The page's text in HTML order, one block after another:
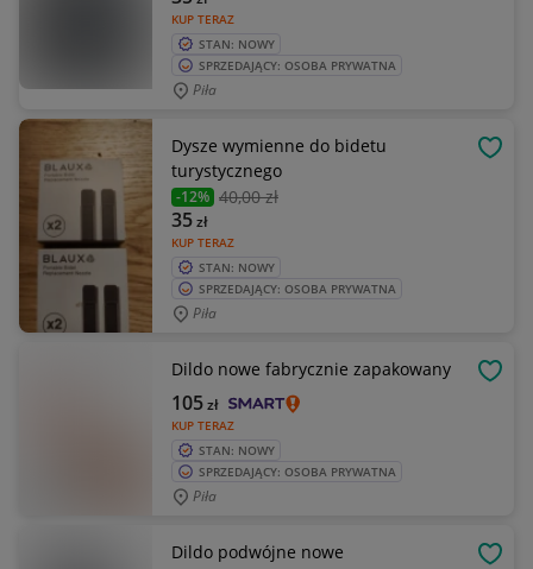
KUP TERAZ
STAN: NOWY
SPRZEDAJĄCY: OSOBA PRYWATNA
Piła
Dysze wymienne do bidetu
turystycznego
-12% 40,00 zł
KUP TERAZ
35zł
STAN: NOWY
SPRZEDAJĄCY: OSOBA PRYWATNA
Piła
Dildo nowe fabrycznie zapakowany
KUP TERAZ
105zł
STAN: NOWY
SPRZEDAJĄCY: OSOBA PRYWATNA
Piła
Dildo podwójne nowe